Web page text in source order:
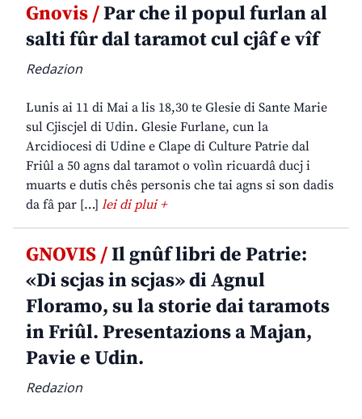
Gnovis /Par che il popul furlan al
salti fûr dal taramot cul cjâf e vîf
Redazion
Lunis ai 11 di Mai a lis 18,30 te Glesie di Sante Marie
sul Cjiscjel di Udin. Glesie Furlane, cun la
Arcidiocesi di Udine e Clape di Culture Patrie dal
Friûl a 50 agns dal taramot o volìn ricuardâ ducj i
muarts e dutis chês personis che tai agns si son dadis
da fâ par […] lei di plui +
GNOVIS /Il gnûf libri de Patrie:
«Di scjas in scjas» di Agnul
Floramo, su la storie dai taramots
in Friûl. Presentazions a Majan,
Pavie e Udin.
Redazion